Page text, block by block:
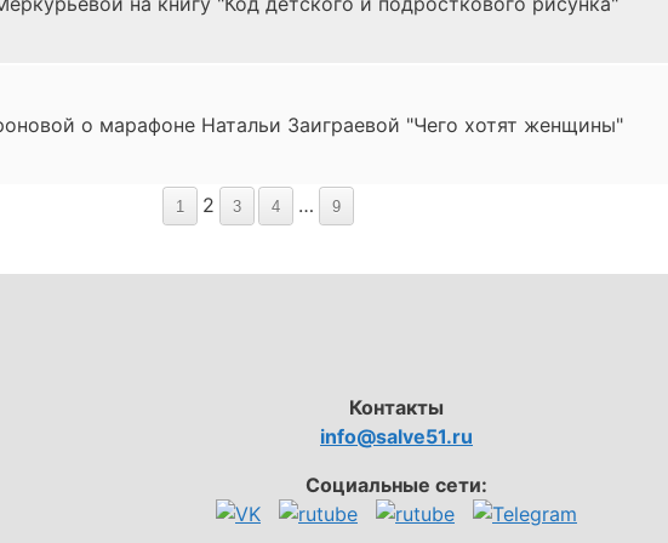
о марафоне Натальи Заиграевой "Чего хотят женщины"
1 2 3 4 … 9
Контакты
info@salve51.ru
Социальные сети: